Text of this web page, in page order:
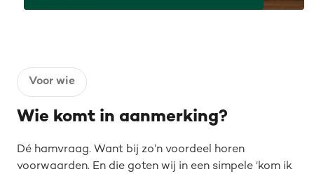
Voor wie
Wie komt in aanmerking?
Dé hamvraag. Want bij zo’n voordeel horen
voorwaarden. En die goten wij in een simpele ‘kom ik